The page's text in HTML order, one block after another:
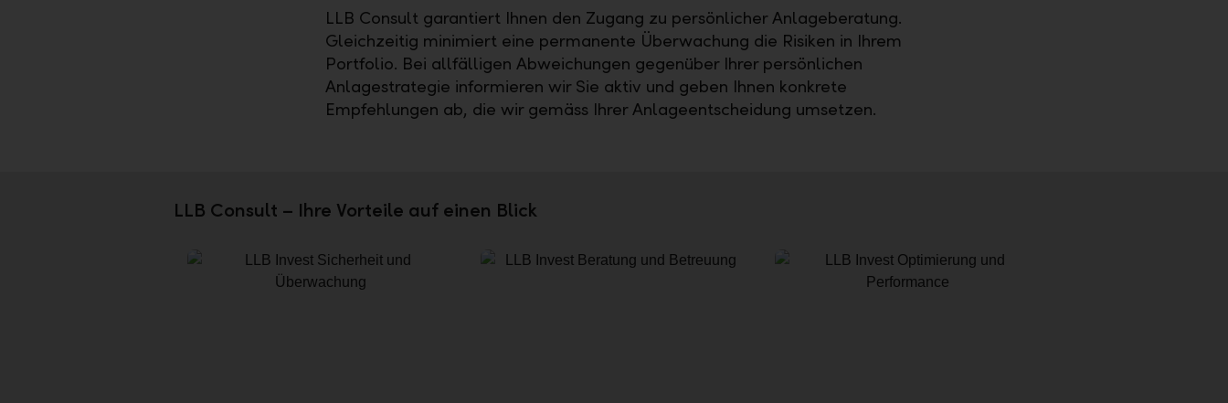
LLB Consult garantiert Ihnen den Zugang zu persönlicher Anlageberatung.
Gleichzeitig minimiert eine permanente Überwachung die Risiken in Ihrem
Portfolio. Bei allfälligen Abweichungen gegenüber Ihrer persönlichen
Anlagestrategie informieren wir Sie aktiv und geben Ihnen konkrete
Empfehlungen ab, die wir gemäss Ihrer Anlageentscheidung umsetzen.
LLB Consult – Ihre Vorteile auf einen Blick